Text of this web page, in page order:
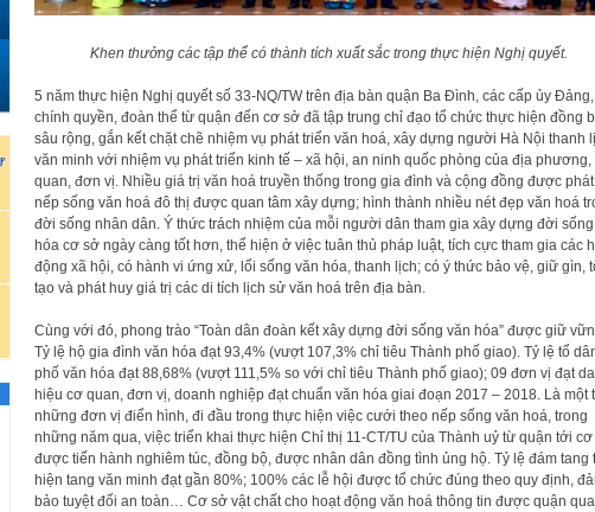
Khen thưởng các tập thể có thành tích xuất sắc trong thực hiện Nghị quyết.
5 năm thực hiện Nghị quyết số 33-NQ/TW trên địa bàn quận Ba Đình, các cấp ủy Đảng,
chính quyền, đoàn thể từ quận đến cơ sở đã tập trung chỉ đạo tổ chức thực hiện đồng
sâu rộng, gắn kết chặt chẽ nhiệm vụ phát triển văn hoá, xây dựng người Hà Nội thanh
văn minh với nhiệm vụ phát triển kinh tế – xã hội, an ninh quốc phòng của địa phương,
quan, đơn vị. Nhiều giá trị văn hoá truyền thống trong gia đình và cộng đồng được
nếp sống văn hoá đô thị được quan tâm xây dựng; hình thành nhiều nét đẹp văn hoá
đời sống nhân dân. Ý thức trách nhiệm của mỗi người dân tham gia xây dựng đời
hóa cơ sở ngày càng tốt hơn, thể hiện ở việc tuân thủ pháp luật, tích cực tham gia các
động xã hội, có hành vi ứng xử, lối sống văn hóa, thanh lịch; có ý thức bảo vệ, giữ gìn,
tạo và phát huy giá trị các di tích lịch sử văn hoá trên địa bàn.
Cùng với đó, phong trào “Toàn dân đoàn kết xây dựng đời sống văn hóa” được giữ
Tỷ lệ hộ gia đình văn hóa đạt 93,4% (vượt 107,3% chỉ tiêu Thành phố giao). Tỷ lệ tổ
phố văn hóa đạt 88,68% (vượt 111,5% so với chỉ tiêu Thành phố giao); 09 đơn vị đạt
hiệu cơ quan, đơn vị, doanh nghiệp đạt chuẩn văn hóa giai đoạn 2017 – 2018. Là một
những đơn vị điển hình, đi đầu trong thực hiện việc cưới theo nếp sống văn hoá, trong
những năm qua, việc triển khai thực hiện Chỉ thị 11-CT/TU của Thành uỷ từ quận tới
được tiến hành nghiêm túc, đồng bộ, được nhân dân đồng tình ủng hộ. Tỷ lệ đám tang
hiện tang văn minh đạt gần 80%; 100% các lễ hội được tổ chức đúng theo quy định,
bảo tuyệt đối an toàn… Cơ sở vật chất cho hoạt động văn hoá thông tin được quận